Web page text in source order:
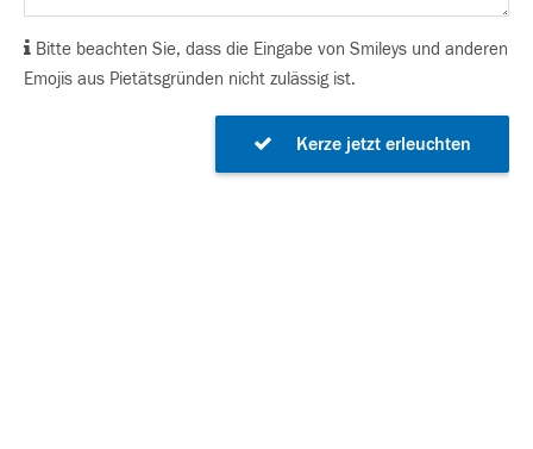
Bitte beachten Sie, dass die Eingabe von Smileys und anderen
Emojis aus Pietätsgründen nicht zulässig ist.
Kerze jetzt erleuchten